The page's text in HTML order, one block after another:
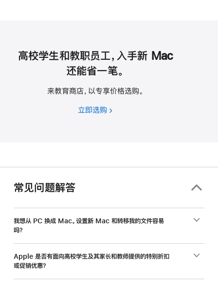
高校学生和教职员工，入手新 Mac
还能省一笔。
来教育商店，以专享价格选购。
立即选购 高
工，
入
新
Mac
能
常见问题解答
我想从 PC 换成 Mac。设置新 Mac 和转移我的文件容易
吗？
Apple 是否有面向高校学生及其家长和教师提供的特别折扣
或促销优惠？